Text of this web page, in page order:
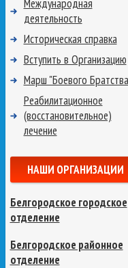
Международная
деятельность
Историческая справка
Вступить в Организацию
Марш "Боевого
Реабилитационное
(восстановительное)
лечение
НАШИ ОРГАНИЗАЦИИ
Белгородское городское
отделение
Белгородское районное
отделение